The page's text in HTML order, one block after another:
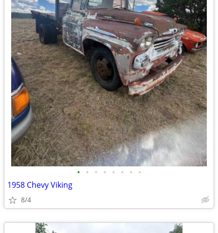
• • • • • • • •
1958 Chevy Viking
8/4